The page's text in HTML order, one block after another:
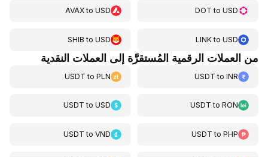
DOT toUSD
AVAXtoUSD
LINKtoUSD
SHIB toUSD
من العملات الرقمية المُستقرَّة إلى العملات النقدية
USDT toINR
USDT toPLN
USDT toRON
USDT toUSD
USDT toPHP
USDT toVND